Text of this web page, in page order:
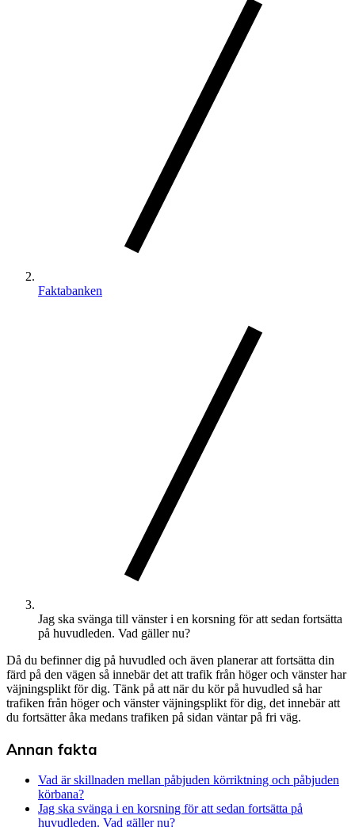
Faktabanken
Jag ska svänga till vänster i en korsning för att sedan fortsätta
på huvudleden. Vad gäller nu?
Då du befinner dig på huvudled och även planerar att fortsätta din
färd på den vägen så innebär det att trafik från höger och vänster har
väjningsplikt för dig. Tänk på att när du kör på huvudled så har
trafiken från höger och vänster väjningsplikt för dig, det innebär att
du fortsätter åka medans trafiken på sidan väntar på fri väg.
Annan fakta
Vad är skillnaden mellan påbjuden körriktning och påbjuden
körbana?
Jag ska svänga i en korsning för att sedan fortsätta på
huvudleden. Vad gäller nu?